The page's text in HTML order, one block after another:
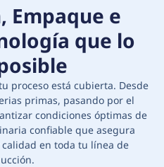
Empaque e
que lo
proceso está cubierta. Desde
primas, pasando por el
condiciones óptimas de
confiable que asegura
en toda tu línea de